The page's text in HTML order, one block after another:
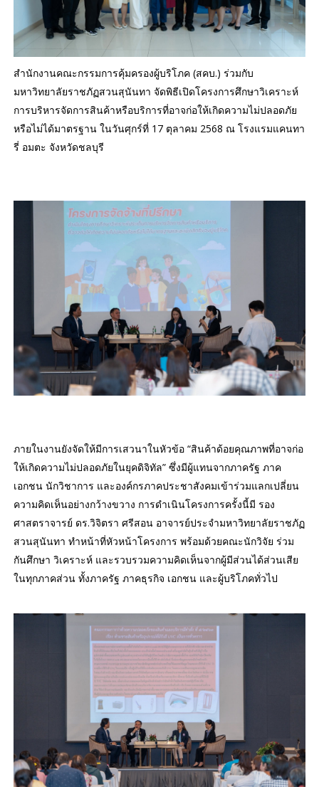
สำนักงานคณะกรรมการคุ้มครองผู้บริโภค (สคบ.) ร่วมกับ
มหาวิทยาลัยราชภัฏสวนสุนันทา จัดพิธีเปิดโครงการศึกษาวิเคราะห์
การบริหารจัดการสินค้าหรือบริการที่อาจก่อให้เกิดความไม่ปลอดภัย
หรือไม่ได้มาตรฐาน ในวันศุกร์ที่ 17 ตุลาคม 2568 ณ โรงแรมแคนทา
รี่ อมตะ จังหวัดชลบุรี
ภายในงานยังจัดให้มีการเสวนาในหัวข้อ “สินค้าด้อยคุณภาพที่อาจก่อ
ให้เกิดความไม่ปลอดภัยในยุคดิจิทัล” ซึ่งมีผู้แทนจากภาครัฐ ภาค
เอกชน นักวิชาการ และองค์กรภาคประชาสังคมเข้าร่วมแลกเปลี่ยน
ความคิดเห็นอย่างกว้างขวาง การดำเนินโครงการครั้งนี้มี รอง
ศาสตราจารย์ ดร.วิจิตรา ศรีสอน อาจารย์ประจำมหาวิทยาลัยราชภัฏ
สวนสุนันทา ทำหน้าที่หัวหน้าโครงการ พร้อมด้วยคณะนักวิจัย ร่วม
กันศึกษา วิเคราะห์ และรวบรวมความคิดเห็นจากผู้มีส่วนได้ส่วนเสีย
ในทุกภาคส่วน ทั้งภาครัฐ ภาคธุรกิจ เอกชน และผู้บริโภคทั่วไป